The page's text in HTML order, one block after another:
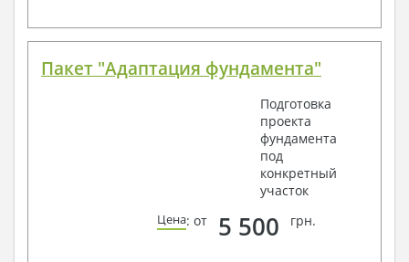
Пакет "Адаптация фундамента"
Подготовка
проекта
фундамента
под
конкретный
участок
Цена: от 5 500 грн.